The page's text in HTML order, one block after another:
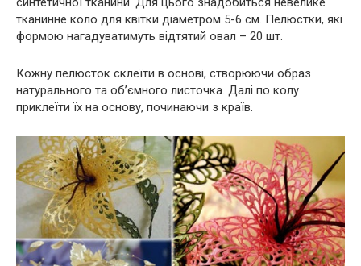
тканинне коло для квітки діаметром 5-6 см. Пелюстки, які
формою нагадуватимуть відтятий овал – 20 шт.
Кожну пелюсток склеїти в основі, створюючи образ
натурального та об’ємного листочка. Далі по колу
приклеїти їх на основу, починаючи з країв.